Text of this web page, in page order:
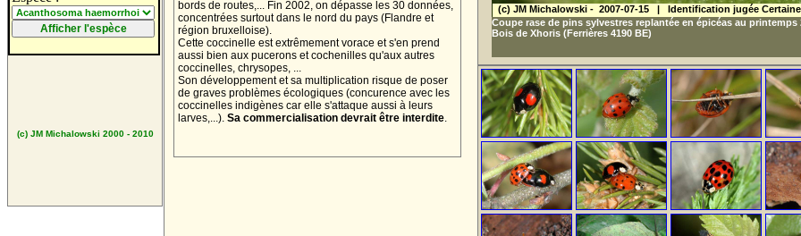
(c) JM Michalowski 2000 - 2010
bords de routes,... Fin 2002, on dépasse les 30 données,
concentrées surtout dans le nord du pays (Flandre et
région bruxelloise).
Cette coccinelle est extrêmement vorace et s'en prend
aussi bien aux pucerons et cochenilles qu'aux autres
coccinelles, chrysopes, ...
Son développement et sa multiplication risque de poser
de graves problèmes écologiques (concurence avec les
coccinelles indigènes car elle s'attaque aussi à leurs
larves,...). Sa commercialisation devrait être interdite.
(c) JM Michalowski - 2007-07-15 | Identification jugée Certaine
Coupe rase de pins sylvestres replantée en épicéas au printemps
Bois de Xhoris (Ferrières 4190 BE)